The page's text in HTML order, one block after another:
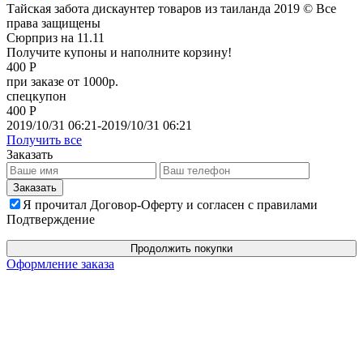
Тайская забота дискаунтер товаров из таиланда 2019 © Все
права защищены
Сюрприз на 11.11
Получите купоны и наполните корзину!
400 Р
при заказе от 1000р.
спецкупон
400 Р
2019/10/31 06:21-2019/10/31 06:21
Получить все
Заказать
Я прочитал Договор-Оферту и согласен с правилами
Подтверждение
Продолжить покупки
Оформление заказа